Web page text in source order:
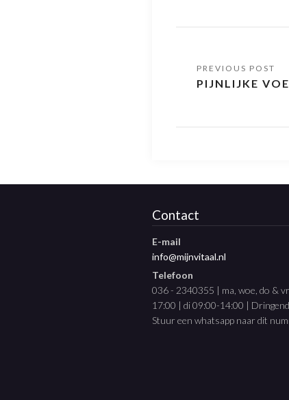
PIJNLIJKE
Contact
E-mail
info@mijnvitaal.nl
Telefoon
036 - 2340355 | ma, woe, do &
17:00 | di 09:00-14:00 |
Stuur een whatsapp naar dit